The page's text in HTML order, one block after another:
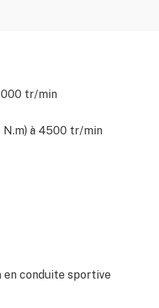
tr/min
N.m) à 4500 tr/min
en conduite sportive